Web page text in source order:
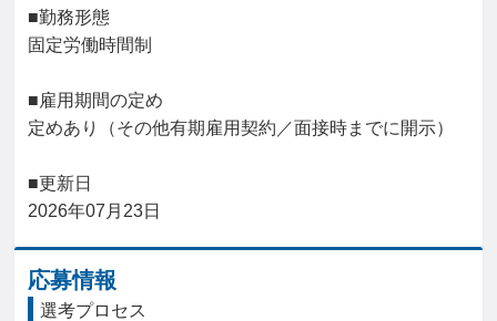
■勤務形態
固定労働時間制
■雇用期間の定め
定めあり（その他有期雇用契約／面接時までに開示）
■更新日
2026年07月23日
応募情報
選考プロセス